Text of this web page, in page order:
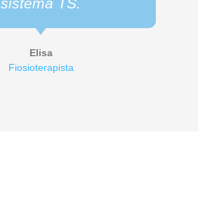
sistema TS.
Elisa
Fiosioterapista